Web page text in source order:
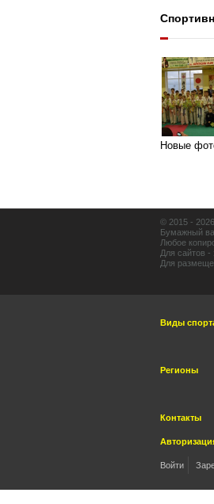
Новые
© 2015 -
Бумажный
Любое
Для сайтов -
Для
Виды
Регионы
Контакты
Войти